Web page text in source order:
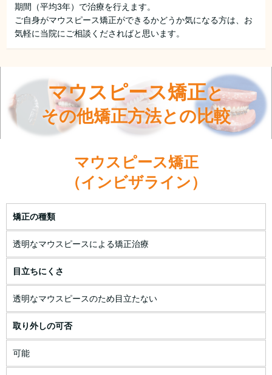
期間（平均3年）で治療を行えます。
ご自身がマウスピース矯正ができるかどうか気になる方は、お
気軽に当院にご相談くださればと思います。
マウスピース矯正と
その他矯正方法との比較
マウスピース矯正
（インビザライン）
矯正の種類
透明なマウスピースによる矯正治療
目立ちにくさ
透明なマウスピースのため目立たない
取り外しの可否
可能